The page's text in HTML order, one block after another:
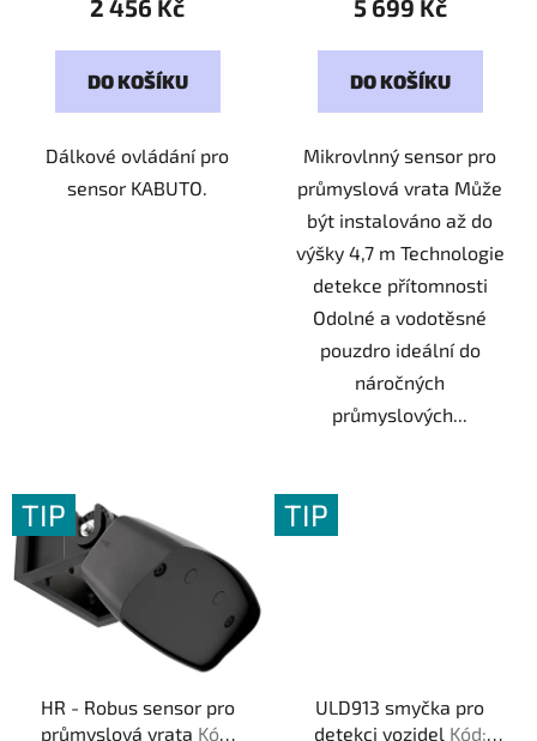
2 456 Kč
DO KOŠÍKU
Dálkové ovládání pro
sensor KABUTO.
5 699 Kč
DO KOŠÍKU
Mikrovlnný sensor pro
průmyslová vrata Může
být instalováno až do
výšky 4,7 m Technologie
detekce přítomnosti
Odolné a vodotěsné
pouzdro ideální do
náročných
průmyslových...
TIP
HR - Robus sensor pro
průmyslová vrata Kód:
TIP
ULD913 smyčka pro
detekci vozidel Kód: